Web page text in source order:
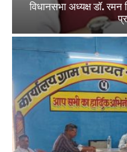
विधानसभा अध्यक्ष डॉ.